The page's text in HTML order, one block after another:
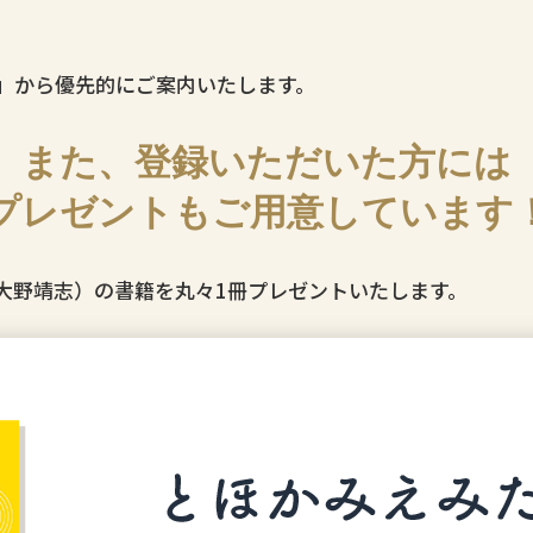
ら優先的にご案内いたします。
また、登録いただいた方には
レゼントもご用意しています
靖志）の書籍を丸々1冊プレゼントいたします。